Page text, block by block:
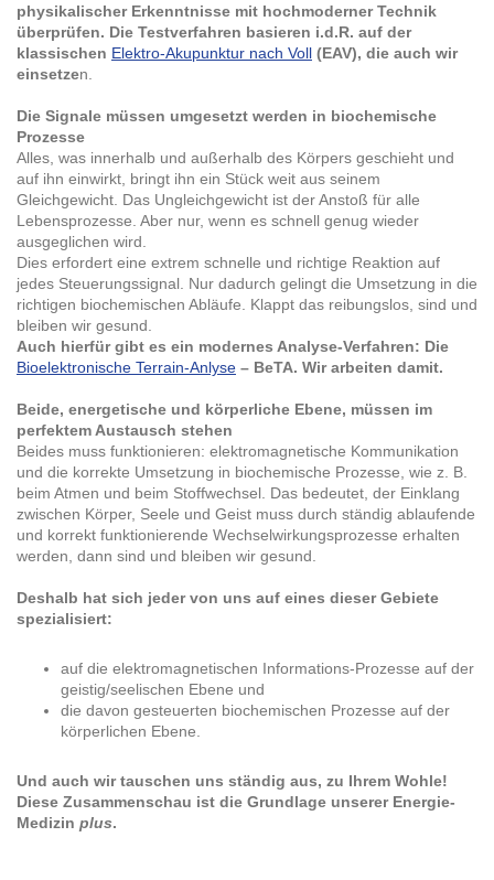
physikalischer Erkenntnisse mit hochmoderner Technik
überprüfen. Die Testverfahren basieren i.d.R. auf der
klassischen Elektro-Akupunktur nach Voll (EAV), die auch wir
einsetzen.
Die Signale müssen umgesetzt werden in biochemische
Prozesse
Alles, was innerhalb und außerhalb des Körpers geschieht und
auf ihn einwirkt, bringt ihn ein Stück weit aus seinem
Gleichgewicht. Das Ungleichgewicht ist der Anstoß für alle
Lebensprozesse. Aber nur, wenn es schnell genug wieder
ausgeglichen wird.
Dies erfordert eine extrem schnelle und richtige Reaktion auf
jedes Steuerungssignal. Nur dadurch gelingt die Umsetzung in die
richtigen biochemischen Abläufe. Klappt das reibungslos, sind und
bleiben wir gesund.
Auch hierfür gibt es ein modernes Analyse-Verfahren: Die
Bioelektronische Terrain-Anlyse – BeTA. Wir arbeiten damit.
Beide, energetische und körperliche Ebene, müssen im
perfektem Austausch stehen
Beides muss funktionieren: elektromagnetische Kommunikation
und die korrekte Umsetzung in biochemische Prozesse, wie z. B.
beim Atmen und beim Stoffwechsel. Das bedeutet, der Einklang
zwischen Körper, Seele und Geist muss durch ständig ablaufende
und korrekt funktionierende Wechselwirkungsprozesse erhalten
werden, dann sind und bleiben wir gesund.
Deshalb hat sich jeder von uns auf eines dieser Gebiete
spezialisiert:
auf die elektromagnetischen Informations-Prozesse auf der
geistig/seelischen Ebene und
die davon gesteuerten biochemischen Prozesse auf der
körperlichen Ebene.
Und auch wir tauschen uns ständig aus, zu Ihrem Wohle!
Diese Zusammenschau ist die Grundlage unserer Energie-
Medizin plus.